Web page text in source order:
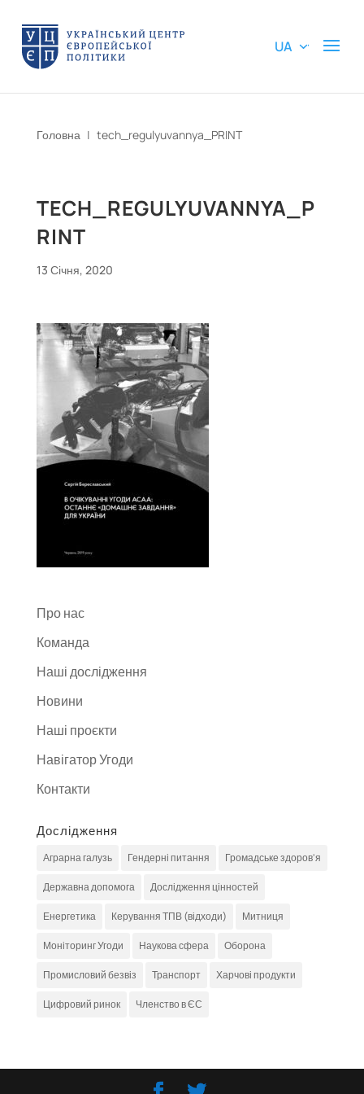
UA
Головна | tech_regulyuvannya_PRINT
TECH_REGULYUVANNYA_P
RINT
13 Січня, 2020
Про нас
Команда
Наші дослідження
Новини
Наші проєкти
Навігатор Угоди
Контакти
Дослідження
Аграрна галузь Гендерні питання Громадське здоров'я
Державна допомога Дослідження цінностей
Енергетика Керування ТПВ (відходи) Митниця
Моніторинг Угоди Наукова сфера Оборона
Промисловий безвіз Транспорт Харчові продукти
Цифровий ринок Членство в ЄС